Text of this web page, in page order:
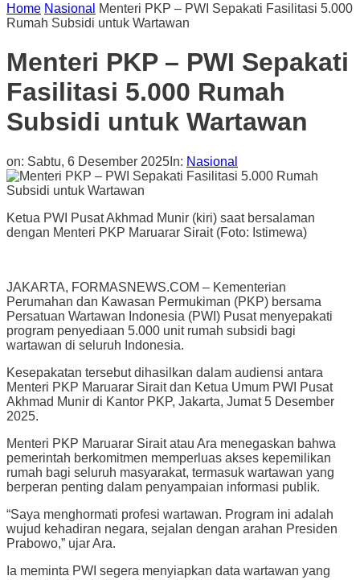
Home Nasional
Menteri PKP – PWI Sepakati Fasilitasi 5.000
Rumah Subsidi untuk Wartawan
Menteri PKP – PWI Sepakati
Fasilitasi 5.000 Rumah
Subsidi untuk Wartawan
on: Sabtu, 6 Desember 2025 In: Nasional
Ketua PWI Pusat Akhmad Munir (kiri) saat bersalaman
dengan Menteri PKP Maruarar Sirait (Foto: Istimewa)
JAKARTA, FORMASNEWS.COM – Kementerian
Perumahan dan Kawasan Permukiman (PKP) bersama
Persatuan Wartawan Indonesia (PWI) Pusat menyepakati
program penyediaan 5.000 unit rumah subsidi bagi
wartawan di seluruh Indonesia.
Kesepakatan tersebut dihasilkan dalam audiensi antara
Menteri PKP Maruarar Sirait dan Ketua Umum PWI Pusat
Akhmad Munir di Kantor PKP, Jakarta, Jumat 5 Desember
2025.
Menteri PKP Maruarar Sirait atau Ara menegaskan bahwa
pemerintah berkomitmen memperluas akses kepemilikan
rumah bagi seluruh masyarakat, termasuk wartawan yang
berperan penting dalam penyampaian informasi publik.
“Saya menghormati profesi wartawan. Program ini adalah
wujud kehadiran negara, sejalan dengan arahan Presiden
Prabowo,” ujar Ara.
Ia meminta PWI segera menyiapkan data wartawan yang